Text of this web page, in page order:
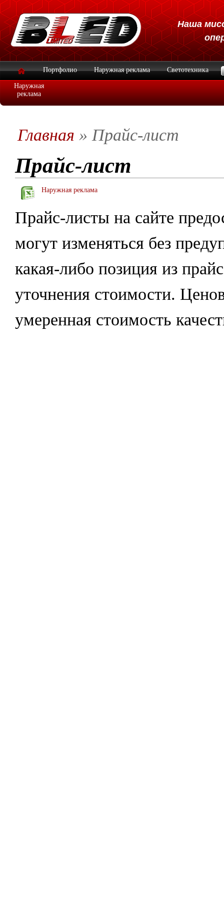
Наша
Портфолио Наружная реклама Светотехника
Наружная
реклама
Главная » Прайс-лист
Прайс-лист
Наружная реклама
Прайс-листы на сайте
могут изменяться без
какая-либо позиция из
уточнения стоимости.
умеренная стоимость